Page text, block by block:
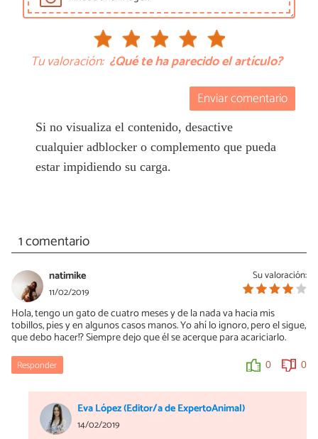
Tu valoración: ¿Qué te ha parecido el artículo?
Enviar comentario
Si no visualiza el contenido, desactive
cualquier adblocker o complemento que pueda
estar impidiendo su carga.
1 comentario
Su valoración:
natimike
11/02/2019
Hola, tengo un gato de cuatro meses y de la nada va hacia mis
tobillos, pies y en algunos casos manos. Yo ahí lo ignoro, pero el sigue,
que debo hacer!? Siempre dejo que él se acerque para acariciarlo.
Responder 0 0
Eva López (Editor/a de ExpertoAnimal)
14/02/2019